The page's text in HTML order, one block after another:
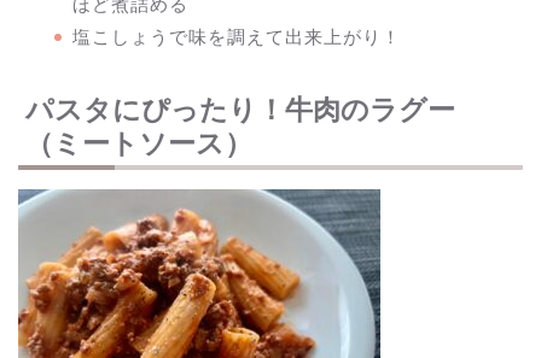
ほど煮詰める
塩こしょうで味を調えて出来上がり！
パスタにぴったり！牛肉のラグー
（ミートソース）